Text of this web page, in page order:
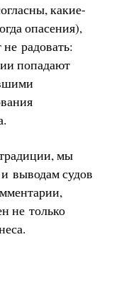
какие-
опасения),
радовать:
попадают
мы
выводам судов
не только